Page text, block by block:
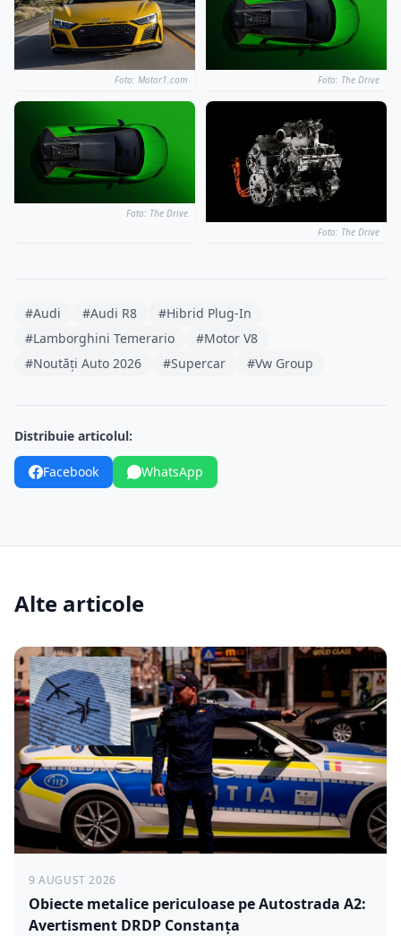
Foto: Motor1.com Foto: The Drive
Foto: The Drive
Foto: The Drive
#Audi #Audi R8
#Hibrid Plug-In
#Lamborghini Temerario
#Motor V8
#Noutăți Auto 2026
#Supercar #Vw Group
Distribuie articolul:
Facebook WhatsApp
Alte articole
9 AUGUST 2026
Obiecte metalice periculoase pe Autostrada A2:
Avertisment DRDP Constanța